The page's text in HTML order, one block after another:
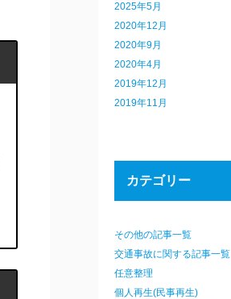
2025年5月
2020年12月
2020年9月
2020年4月
2019年12月
2019年11月
カテゴリー
その他の記事一覧
交通事故に関する記事一覧
任意整理
個人再生(民事再生)